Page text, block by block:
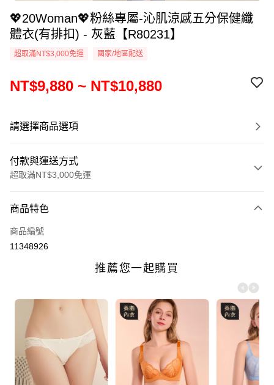
💖20Woman💖粉絲專屬-沁肌涼感五分保健纖
體衣(有排扣) - 灰藍【R80231】
超取滿NT$3,000免運 國家/地區配送
NT$9,880 ~ NT$10,880
請選擇商品選項
付款與運送方式
超取滿NT$3,000免運
信用卡一次付款
信用卡分期付款
上海商業儲蓄銀行
台北富邦商業銀行
國泰世華商業銀行
兆豐國際商業銀行
臺灣中小企業銀行
台中商業銀行
匯豐（台灣）商業銀行
華泰商業銀行
聯邦商業銀行
遠東國際商業銀行
元大商業銀行
永豐商業銀行
玉山商業銀行
星展（台灣）商業銀行
LINE Pay
Apple Pay
街口支付
ATM付款
商品特色
商品編號
11348926